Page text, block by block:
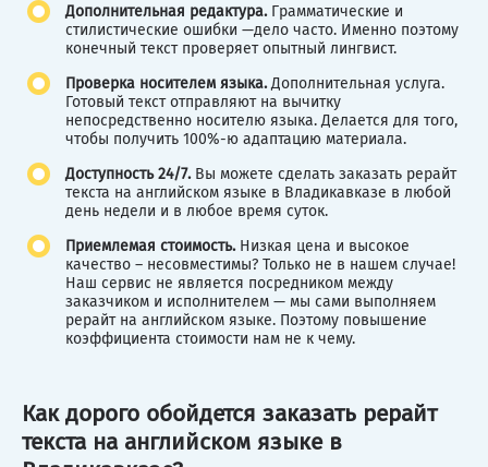
Дополнительная редактура. Грамматические и
стилистические ошибки —дело часто. Именно поэтому
конечный текст проверяет опытный лингвист.
Проверка носителем языка.Дополнительная услуга.
Готовый текст отправляют на вычитку
непосредственно носителю языка. Делается для того,
чтобы получить 100%-ю адаптацию материала.
Доступность 24/7. Вы можете сделать заказать рерайт
текста на английском языке в Владикавказе в любой
день недели и в любое время суток.
Приемлемая стоимость. Низкая цена и высокое
качество – несовместимы? Только не в нашем случае!
Наш сервис не является посредником между
заказчиком и исполнителем — мы сами выполняем
рерайт на английском языке. Поэтому повышение
коэффициента стоимости нам не к чему.
Как дорого обойдется заказать рерайт
текста на английском языке в